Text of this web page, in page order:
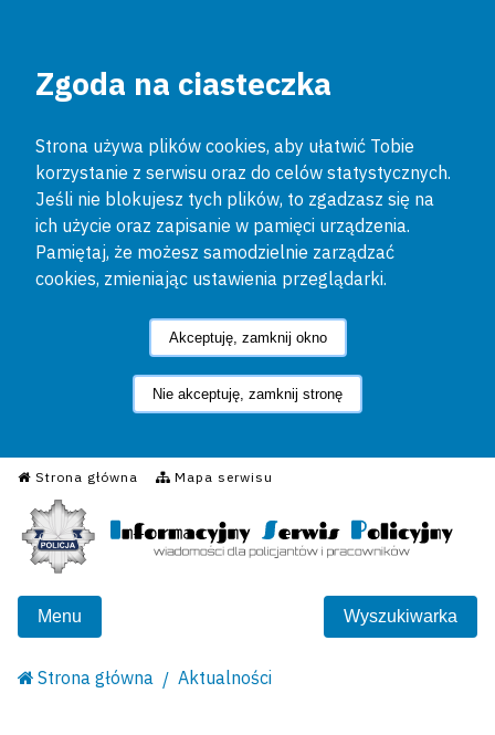
Zgoda na ciasteczka
Strona używa plików cookies, aby ułatwić Tobie
korzystanie z serwisu oraz do celów statystycznych.
Jeśli nie blokujesz tych plików, to zgadzasz się na
ich użycie oraz zapisanie w pamięci urządzenia.
Pamiętaj, że możesz samodzielnie zarządzać
cookies, zmieniając ustawienia przeglądarki.
Akceptuję, zamknij okno
Nie akceptuję, zamknij stronę
Strona główna Mapa serwisu
Informacyjny Serwis
Menu Wyszukiwarka
Strona główna Aktualności